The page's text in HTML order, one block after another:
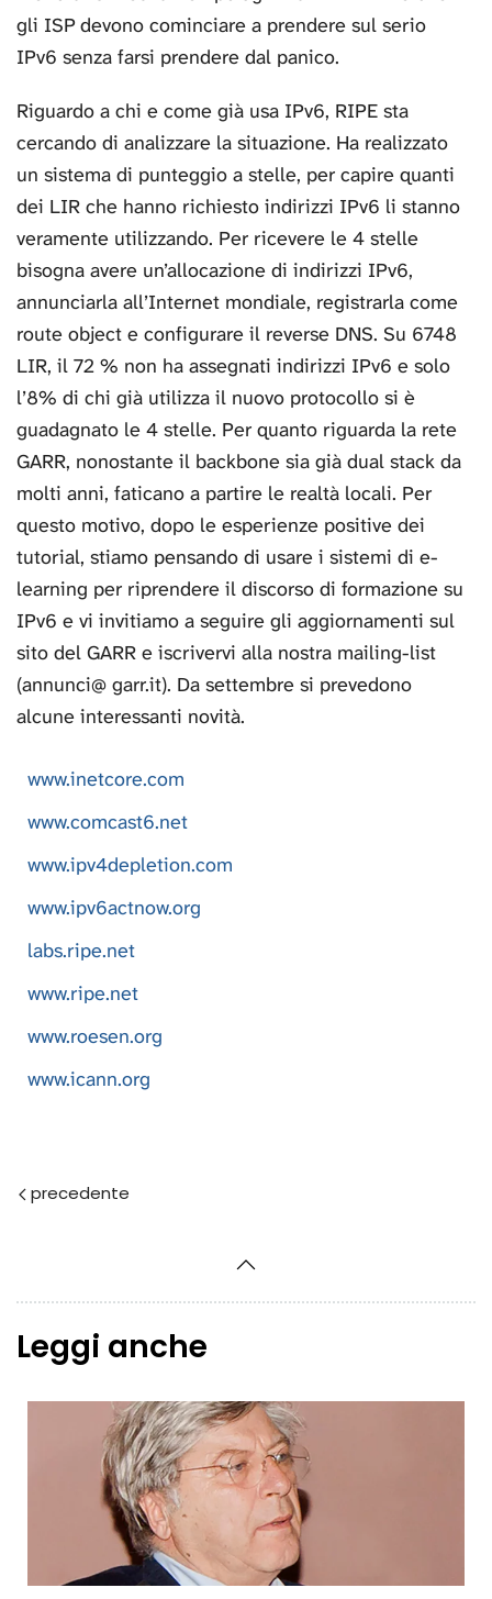
gli ISP devono cominciare a prendere sul serio
IPv6 senza farsi prendere dal panico.
Riguardo a chi e come già usa IPv6, RIPE sta
cercando di analizzare la situazione. Ha realizzato
un sistema di punteggio a stelle, per capire quanti
dei LIR che hanno richiesto indirizzi IPv6 li stanno
veramente utilizzando. Per ricevere le 4 stelle
bisogna avere un’allocazione di indirizzi IPv6,
annunciarla all’Internet mondiale, registrarla come
route object e configurare il reverse DNS. Su 6748
LIR, il 72 % non ha assegnati indirizzi IPv6 e solo
l’8% di chi già utilizza il nuovo protocollo si è
guadagnato le 4 stelle. Per quanto riguarda la rete
GARR, nonostante il backbone sia già dual stack da
molti anni, faticano a partire le realtà locali. Per
questo motivo, dopo le esperienze positive dei
tutorial, stiamo pensando di usare i sistemi di e-
learning per riprendere il discorso di formazione su
IPv6 e vi invitiamo a seguire gli aggiornamenti sul
sito del GARR e iscrivervi alla nostra mailing-list
(annunci@ garr.it). Da settembre si prevedono
alcune interessanti novità.
www.inetcore.com
www.comcast6.net
www.ipv4depletion.com
www.ipv6actnow.org
labs.ripe.net
www.ripe.net
www.roesen.org
www.icann.org
Leggi anche